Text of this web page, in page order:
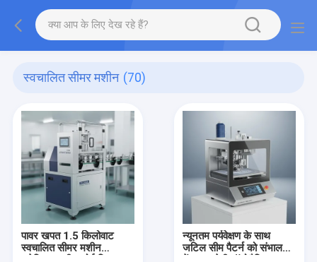
स्वचालित सीमर मशीन (70)
पावर खपत 1.5 किलोवाट
स्वचालित सीमर मशीन
न्यूनतम पर्यवेक्षण के साथ
जटिल सीम पैटर्न को संभालने